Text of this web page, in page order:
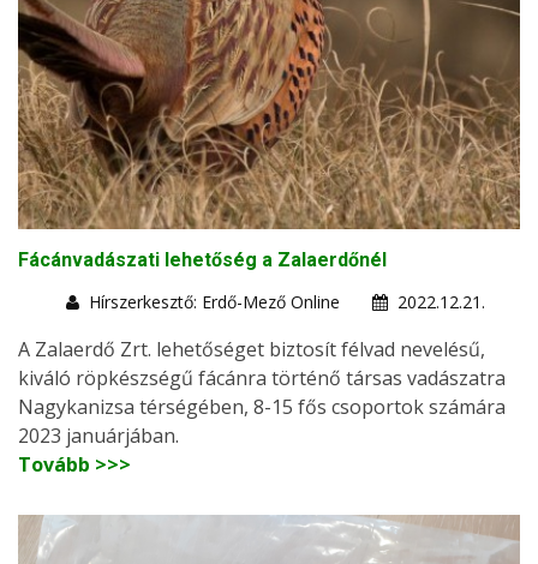
Fácánvadászati lehetőség a Zalaerdőnél
Hírszerkesztő: Erdő-Mező Online
2022.12.21.
A Zalaerdő Zrt. lehetőséget biztosít félvad nevelésű,
kiváló röpkészségű fácánra történő társas vadászatra
Nagykanizsa térségében, 8-15 fős csoportok számára
2023 januárjában.
Tovább >>>